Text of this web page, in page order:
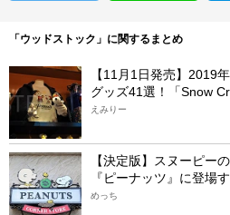
「ウッドストック」に関するまとめ
【11月1日発売】2019
グッズ41選！「Snow
えみりー
【決定版】スヌーピー
『ピーナッツ』に登場
めっち